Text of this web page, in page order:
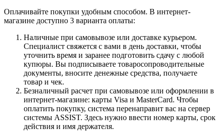
Оплачивайте покупки удобным способом. В интернет-
магазине доступно 3 варианта оплаты:
Наличные при самовывозе или доставке курьером.
Специалист свяжется с вами в день доставки, чтобы
уточнить время и заранее подготовить сдачу с любой
купюры. Вы подписываете товаросопроводительные
документы, вносите денежные средства, получаете
товар и чек.
Безналичный расчет при самовывозе или оформлении в
интернет-магазине: карты Visa и MasterCard. Чтобы
оплатить покупку, система перенаправит вас на сервер
системы ASSIST. Здесь нужно ввести номер карты, срок
действия и имя держателя.